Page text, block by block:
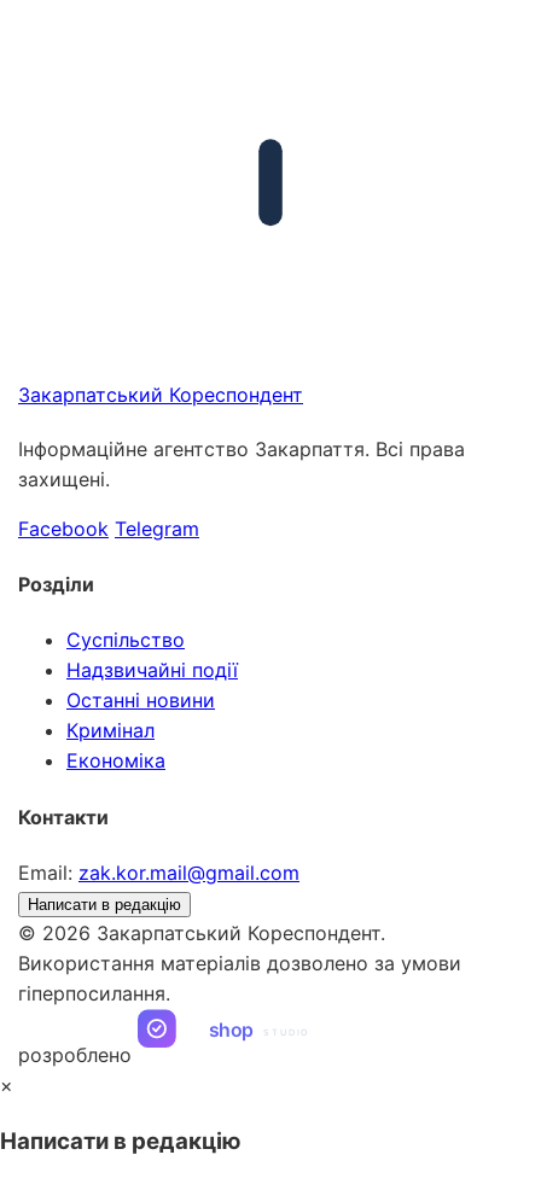
Закарпатський Кореспондент
Інформаційне агентство Закарпаття. Всі права
захищені.
Facebook Telegram
Розділи
Суспільство
Надзвичайні події
Останні новини
Кримінал
Економіка
Контакти
Email: zak.kor.mail@gmail.com
Написати в редакцію
© 2026 Закарпатський Кореспондент.
Використання матеріалів дозволено за умови
гіперпосилання.
розроблено
shop STUDIO
×
Написати в редакцію